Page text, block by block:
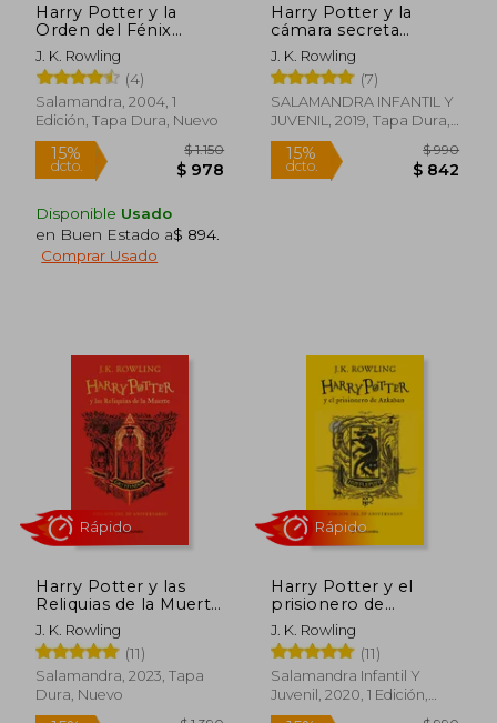
15%
dcto. $ 587
15%
dcto. $
Harry Potter y la
Orden del Fénix
(Harry Potter 5)
J. K. Rowling
(4)
Salamandra, 2004, 1
Edición, Tapa Dura, Nuevo
15%
dcto.
Rápido
Disponible Usado
en Buen Estado a$ 894
Comprar Usado
Harry Potter y la
cámara secreta
(edición Hufflepuff
del 20º aniversario)
(Harry Potter 2)
J. K. Rowling
(7)
SALAMANDRA INFANTIL Y
JUVENIL, 2019, Tapa Dura,
Nuevo
15%
dcto.
Rápido
Harry Potter y las
Reliquias de la Muerte
(7) Gryffindor (Td)
Edicion 20 Aniversario
J. K. Rowling
(11)
Salamandra, 2023, Tapa
Dura, Nuevo
Harry Potter y el
prisionero de
Azkaban (edición
Hufflepuff del 20°
aniversario) (Harry
Potter 3)
J. K. Rowling
(11)
Salamandra Infantil Y
Juvenil, 2020, 1 Edición,
Tapa Dura, Nuevo